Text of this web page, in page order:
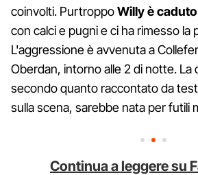
coinvolti. PurtroppoWilly è
con calci e pugni e ci ha rimesso la
L'aggressione è avvenuta a
Oberdan, intorno alle 2 di notte. La
secondo quanto raccontato da
sulla scena, sarebbe nata per futili
Continua a leggere su